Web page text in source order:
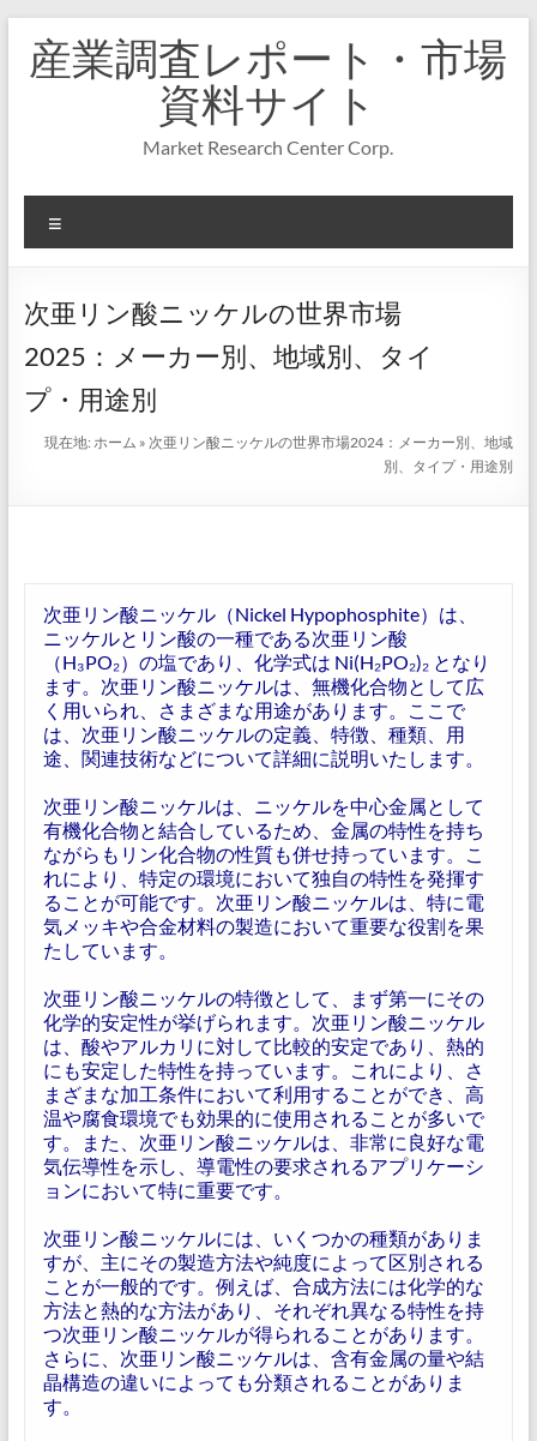
キ
プ
産業調査レポート・市場
資料サイト
Market Research Center Corp.
ニ
ー
次亜リン酸ニッケルの世界市場
2025：メーカー別、地域別、タイ
プ・用途別
現在地:ホーム » 次亜リン酸ニッケルの世界市場2024：メーカー別、地域
別、タイプ・用途別
次亜リン酸ニッケル（Nickel Hypophosphite）は、
ニッケルとリン酸の一種である次亜リン酸
（H₃PO₂）の塩であり、化学式は Ni(H₂PO₂)₂ となり
ます。次亜リン酸ニッケルは、無機化合物として広
く用いられ、さまざまな用途があります。ここで
は、次亜リン酸ニッケルの定義、特徴、種類、用
途、関連技術などについて詳細に説明いたします。
次亜リン酸ニッケルは、ニッケルを中心金属として
有機化合物と結合しているため、金属の特性を持ち
ながらもリン化合物の性質も併せ持っています。こ
れにより、特定の環境において独自の特性を発揮す
ることが可能です。次亜リン酸ニッケルは、特に電
気メッキや合金材料の製造において重要な役割を果
たしています。
次亜リン酸ニッケルの特徴として、まず第一にその
化学的安定性が挙げられます。次亜リン酸ニッケル
は、酸やアルカリに対して比較的安定であり、熱的
にも安定した特性を持っています。これにより、さ
まざまな加工条件において利用することができ、高
温や腐食環境でも効果的に使用されることが多いで
す。また、次亜リン酸ニッケルは、非常に良好な電
気伝導性を示し、導電性の要求されるアプリケーシ
ョンにおいて特に重要です。
次亜リン酸ニッケルには、いくつかの種類がありま
すが、主にその製造方法や純度によって区別される
ことが一般的です。例えば、合成方法には化学的な
方法と熱的な方法があり、それぞれ異なる特性を持
つ次亜リン酸ニッケルが得られることがあります。
さらに、次亜リン酸ニッケルは、含有金属の量や結
晶構造の違いによっても分類されることがありま
す。